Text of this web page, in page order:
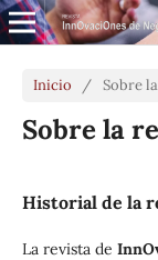
Inicio / Sobre
Sobre la
Historial de la
La revista de